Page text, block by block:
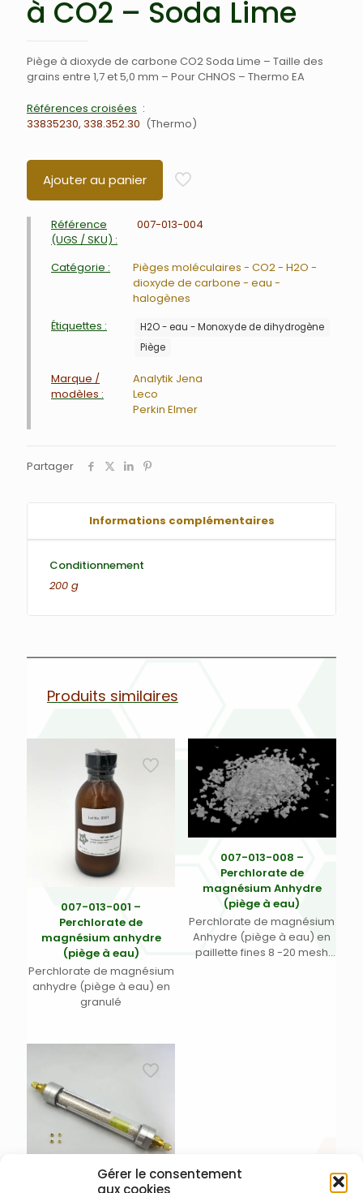
Gérer le consentement
aux cookies
à CO2 – Soda Lime
Piège à dioxyde de carbone CO2 Soda Lime – Taille des
grains entre 1,7 et 5,0 mm – Pour CHNOS – Thermo EA
Références croisées
33835230, 338.352.30
Thermo
Ajouter au panier
Référence
(UGS / SKU) :
007-013-004
Catégorie :
Pièges moléculaires - CO2 - H2O -
dioxyde de carbone - eau -
halogènes
Étiquettes :
H2O - eau - Monoxyde de dihydrogène
Piège
Marque /
modèles :
Analytik Jena
Leco
Perkin Elmer
Partager
Informations complémentaires
Conditionnement
200 g
Produits similaires
007-013-001 –
Perchlorate de
magnésium anhydre
(piège à eau)
Perchlorate de magnésium
anhydre (piège à eau) en
granulé
007-013-008 –
Perchlorate de
magnésium Anhydre
(piège à eau)
Perchlorate de magnésium
Anhydre (piège à eau) en
paillette fines 8 -20 mesh